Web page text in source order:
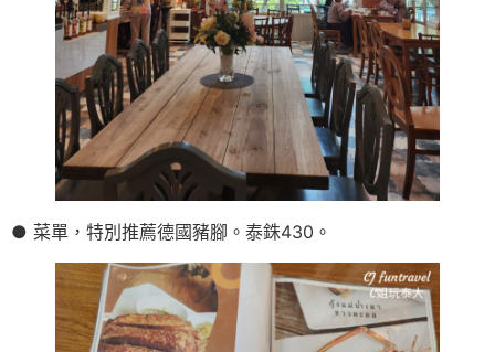
● 菜單，特別推薦德國豬腳。泰銖430。